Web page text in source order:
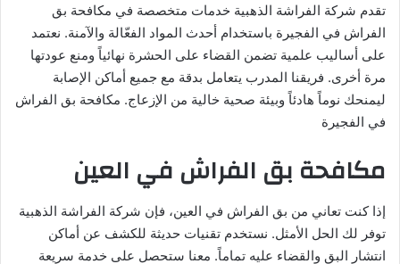
تقدم شركة الفراشة الذهبية خدمات متخصصة في مكافحة بق
الفراش في الفجيرة باستخدام أحدث المواد الفعّالة والآمنة. نعتمد
على أساليب علمية تضمن القضاء على الحشرة نهائياً ومنع عودتها
مرة أخرى. فريقنا المدرب يتعامل بدقة مع جميع أماكن الإصابة
ليمنحك نوماً هادئاً وبيئة صحية خالية من الإزعاج. مكافحة بق الفراش
في الفجيرة
مكافحة بق الفراش في العين
إذا كنت تعاني من بق الفراش في العين، فإن شركة الفراشة الذهبية
توفر لك الحل الأمثل. نستخدم تقنيات حديثة للكشف عن أماكن
انتشار البق والقضاء عليه تماماً. معنا ستحصل على خدمة سريعة